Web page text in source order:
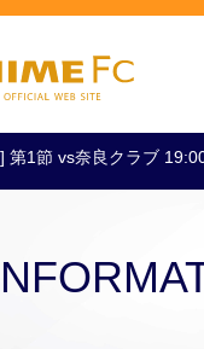
アクセス
第1節 vs奈良クラブ